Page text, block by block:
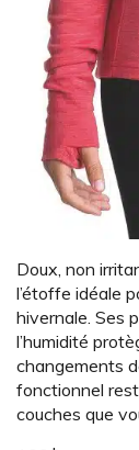
Doux, non
l’étoffe idéale
hivernale. Ses
l’humidité
changements
fonctionnel
couches que